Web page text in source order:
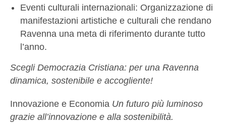
Eventi culturali internazionali: Organizzazione di
manifestazioni artistiche e culturali che rendano
Ravenna una meta di riferimento durante tutto
l’anno.
Scegli Democrazia Cristiana: per una Ravenna
dinamica, sostenibile e accogliente!
Innovazione e Economia Un futuro più luminoso
grazie all’innovazione e alla sostenibilità.